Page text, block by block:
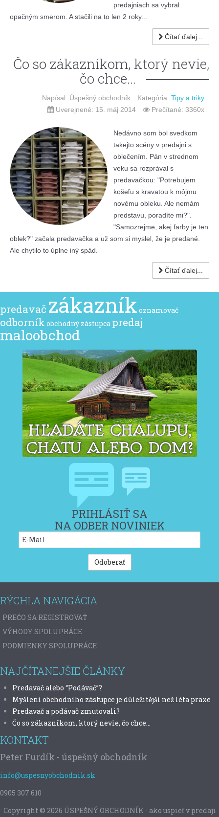
predajniach sa vybral
opačným smerom. A stačili na to len 2 roky...
Čítať ďalej...
Čo so zákazníkom, ktorý nevie,
čo chce...
Napísal: Úspešný obchodník Kategória: Tipy a triky
Uverejnené: 15. máj 2014
Prečítané: 3360x
Nedávno som bol svedkom
takejto scény v predajni s
oblečením. Pán v strednom
veku sa rozprával s
predavačkou: "Potrebujem
košeľu s kravatou k môjmu
novému obleku. Ale nemám
predstavu, poradíte mi?".
"Samozrejme, akej farby je ten
oblek?" začala predavačka a už som si myslel, že je predané.
Ale chytilo to úplne iný spád.
Čítať ďalej...
predavač zákazník oznamovač
odborník obchodný zástupca predaj
maloobchod
PRIHLÁSIŤ SA
NA ODBER NOVINIEK
RÝCHLA NAVIGÁCIA
PREČO SA REGISTROVAŤ
VÝHODY SPOLUPRÁCE
PODMIENKY SPOLUPRÁCE
NAJČÍTANEJŠIE ČLÁNKY
Predavač alebo “Podávač”?
Myšlení obchodního zástupce je důležitější než léta praxe
Predavač a podávač zmutovali?
Čo so zákazníkom, ktorý nevie, čo chce...
KONTAKT
Peter Furdík - úspešný obchodník
info@uspesnyobchodnik.sk
0905 307 610
Copyright © 2026 ÚSPEŠNÝ OBCHODNÍK - ako uspieť v predaji